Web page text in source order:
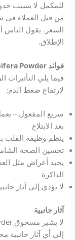
للمكمل لا يسبب
السعر. يقول
الإطلاق.
فوائد Moringa oleifera Powder
لارتفاع ضغط الدم:
بعد الابتلاع
ينظم وظيفة القلب
تحسين الصحة
يحيد أعراض مثل
الذاكرة
لا يؤدي إلى آثار
آثار جانبية
إلى أي آثار جانبية